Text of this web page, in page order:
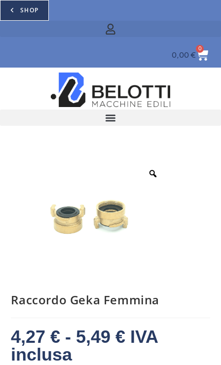
SHOP
0,00€
0
Raccordo Geka Femmina
4,27€ - 5,49€ IVA
inclusa